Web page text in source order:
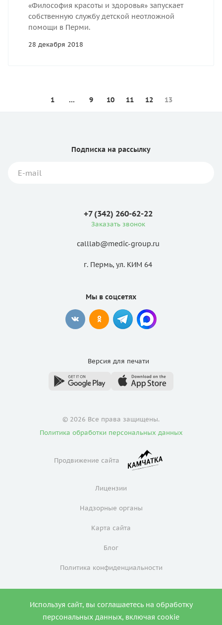
Используя сайт, вы соглашаетесь на обработку
персональных данных, включая cookie
«Философия красоты и здоровья» запускает
собственную службу детской неотложной
помощи в Перми.
28 декабря 2018
1 ... 9 10 11 12 13
Подписка на рассылку
+7 (342) 260-62-22
Заказать звонок
calllab@medic-group.ru
г. Пермь, ул. КИМ 64
Мы в соцсетях
Версия для печати
© 2026 Все права защищены.
Политика обработки персональных данных
Продвижение сайта
Лицензии
Надзорные органы
Карта сайта
Блог
Политика конфиденциальности